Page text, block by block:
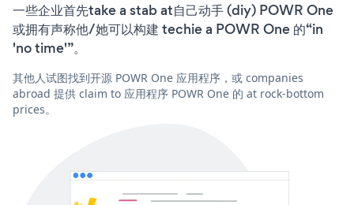
一些企业首先take a stab at自己动手 (diy) POWR One
或拥有声称他/她可以构建 techie a POWR One 的“in
'no time'”。
其他人试图找到开源 POWR One 应用程序，或 companies
abroad 提供 claim to 应用程序 POWR One 的 at rock-bottom
prices。